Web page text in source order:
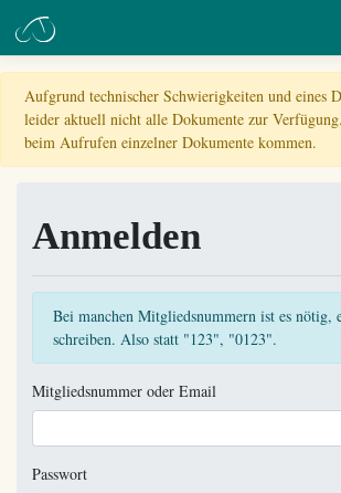
Aufgrund technischer Schwierigkeiten und eines
leider aktuell nicht alle Dokumente zur
beim Aufrufen einzelner Dokumente kommen.
Anmelden
Bei manchen Mitgliedsnummern ist es nötig,
schreiben. Also statt "123", "0123".
Mitgliedsnummer oder Email
Passwort